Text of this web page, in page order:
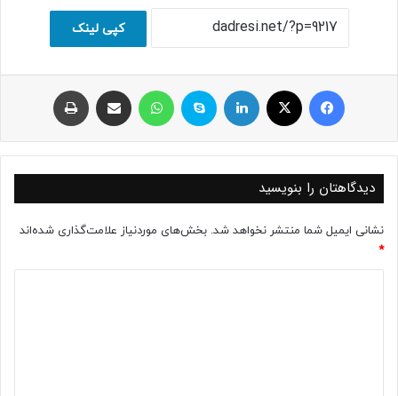
کپی لینک
فیسبوک ایکس لینکداین اسکایپ واتس آپ اشتراک با ایمیل
دیدگاهتان را بنویسید
نشانی ایمیل شما منتشر نخواهد شد. بخش‌های موردنیاز علامت‌گذاری شده‌اند
*